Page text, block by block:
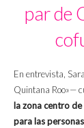
par de
En entrevista,
Quintana Roo»—
la zona centro
para las